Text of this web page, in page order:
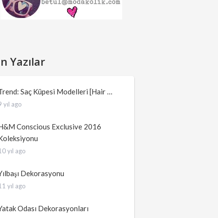
Yazılar
Saç Küpesi Modelleri [Hair …
yıl ago
Conscious Exclusive 2016
yıl ago
Dekorasyonu
yıl ago
Odası Dekorasyonları